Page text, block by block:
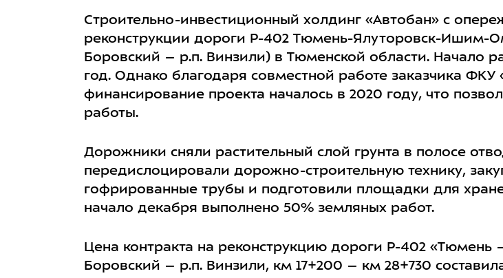
Строительно-инвестиционный холдинг «Автобан» с
реконструкции дороги Р-402 Тюмень-Ялуторовск-Ишим-
Боровский – р.п. Винзили) в Тюменской области. Начало
год. Однако благодаря совместной работе заказчика ФКУ
финансирование проекта началось в 2020 году, что
работы.
Дорожники сняли растительный слой грунта в полосе
передислоцировали дорожно-строительную технику,
гофрированные трубы и подготовили площадки для
начало декабря выполнено 50% земляных работ.
Цена контракта на реконструкцию дороги Р-402
Боровский – р.п. Винзили, км 17+200 – км 28+730